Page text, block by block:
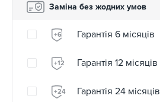
Заміна без жодних умов
+6 Гарантія 6 місяців
+12 Гарантія 12 місяців
+24 Гарантія 24 місяців